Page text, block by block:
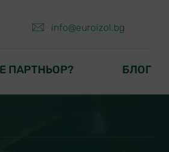
info@euroizol.bg
ПАРТНЬОР? БЛОГ